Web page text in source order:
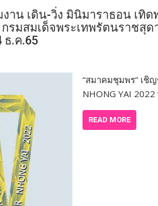
าน เดิน-วิ่ง มินิมาราธอน เทิ
รมสมเด็จพระเทพรัตนราชสุด
ธ.ค.65
“สมาคมชุมพร” เชิ
NHONG YAI
READ MORE